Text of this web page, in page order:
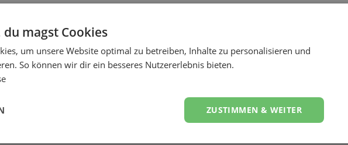
bzw. mich von EVELY abmelden?
an EVELY jederzeit beenden. Sende uns dazu einfach eine E-Mail mit Deiner Kundennummer an
nach Deiner letzten Veranstaltung unwiderruflich löschen. Bitte beachte, dass bereits von Dir
ausstehende Vermittlungsgebühren beglichen werden müssen.
magst Cookies
um unsere Website optimal zu betreiben, Inhalte zu personalisieren und
So können wir dir ein besseres Nutzererlebnis bieten.
ZUSTIMMEN & WEITER